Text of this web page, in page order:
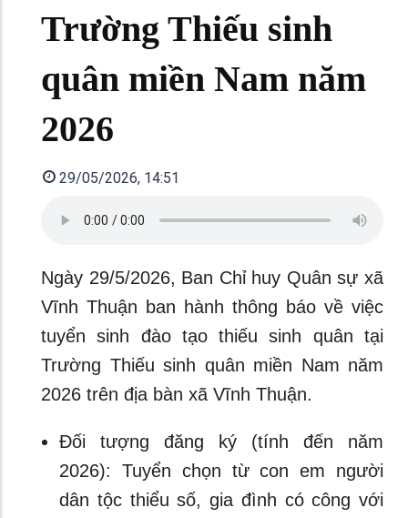
Trường Thiếu sinh
quân miền Nam năm
2026
29/05/2026, 14:51
Ngày 29/5/2026, Ban Chỉ huy Quân sự xã
Vĩnh Thuận ban hành thông báo về việc
tuyển sinh đào tạo thiếu sinh quân tại
Trường Thiếu sinh quân miền Nam năm
2026 trên địa bàn xã Vĩnh Thuận.
Đối tượng đăng ký (tính đến năm
2026): Tuyển chọn từ con em người
dân tộc thiểu số, gia đình có công với